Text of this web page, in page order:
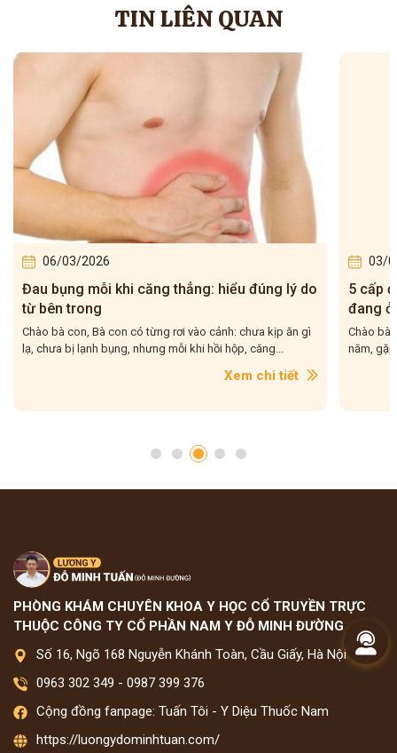
TIN LIÊN QUAN
06/03/2026
Đau bụng mỗi khi căng thẳng: hiểu đúng lý do
từ bên trong
Chào bà con, Bà con có từng rơi vào cảnh: chưa kịp ăn gì
lạ, chưa bị lạnh bụng, nhưng mỗi khi hồi hộp, căng...
Xem chi tiết
03/
5 cấp
đang ở
Chào bà
năm,
PHÒNG KHÁM CHUYÊN KHOA Y HỌC CỔ TRUYỀN TRỰC
THUỘC CÔNG TY CỔ PHẦN NAM Y ĐỖ MINH ĐƯỜNG
Số 16, Ngõ 168 Nguyễn Khánh Toàn, Cầu Giấy, Hà Nội
0963 302 349 - 0987 399 376
Cộng đồng fanpage: Tuấn Tôi - Y Diệu Thuốc Nam
https://luongydominhtuan.com/